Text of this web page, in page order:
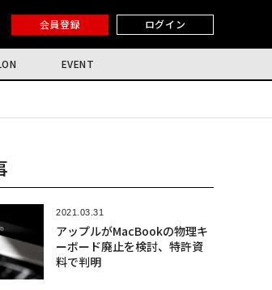
会員登録 ログイン
EVENT
2021.03.31
アップルがMacBookの物理キ
ーボード廃止を検討、特許資
料で判明